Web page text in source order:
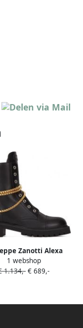
Zanotti Alexa
met schakeldetail
Zwart
1 webshop
1.134,- € 689,-